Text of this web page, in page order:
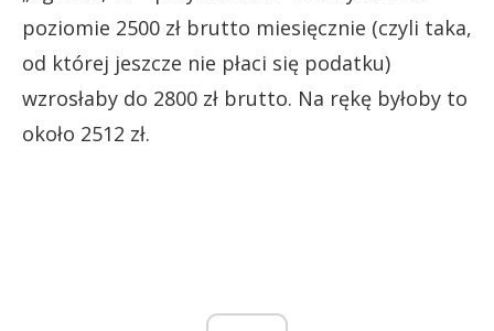
poziomie 2500 zł brutto miesięcznie (czyli taka,
od której jeszcze nie płaci się podatku)
wzrosłaby do 2800 zł brutto. Na rękę byłoby to
około 2512 zł.